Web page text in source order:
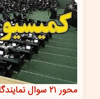
محور ۲۱ سوال نمایندگان از وزیر راه و شهرسازی